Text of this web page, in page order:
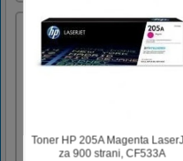
Warriors
Igrajte
proti
čim
nimajo prednosti, policija pa
za nadzor stickmana